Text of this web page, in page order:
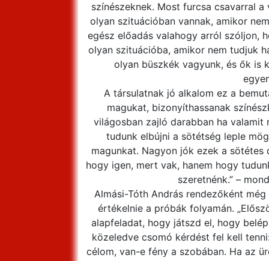
színészeknek. Most furcsa csavarral
olyan szituációban vannak, amikor
egész előadás valahogy arról szóljon,
olyan szituációba, amikor nem tudjuk
olyan büszkék vagyunk, és ők is
A társulatnak jó alkalom ez a
magukat, bizonyíthassanak
világosban zajló darabban ha
tudunk elbújni a sötétség leple
magunkat. Nagyon jók ezek a
hogy igen, mert vak, hanem hogy
szeretnénk.” –
Almási-Tóth András rendezőként
értékelnie a próbák folyamán.
alapfeladat, hogy játszd el, hogy
közeledve csomó kérdést fel kell
célom, van-e fény a szobában. Ha az